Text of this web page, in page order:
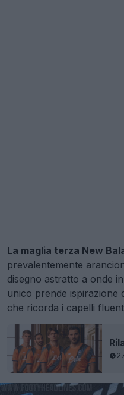
La maglia terza New
prevalentemente
disegno astratto a onde
unico prende ispirazione
che ricorda i capelli